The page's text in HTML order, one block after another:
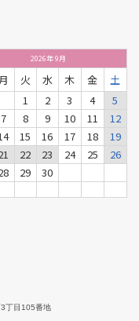
2026年9月
月 火 水 木 金
土
1
2 3 4
5
7 8 9 10 11
12
15 16 17 18
19
22 23 24 25
26
29 30
丁目105番地